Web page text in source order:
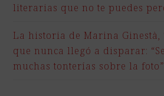
literarias que no te puedes
La historia de Marina Ginestà,
que nunca llegó a disparar:
muchas tonterías sobre la